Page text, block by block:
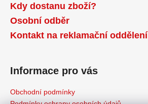
Kdy dostanu zboží?
Osobní odběr
Kontakt na reklamační oddělení
Informace pro vás
Obchodní podmínky